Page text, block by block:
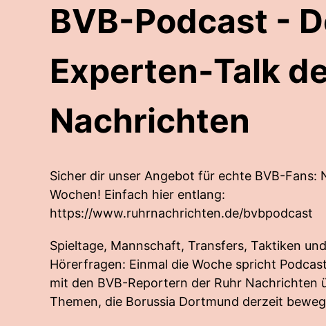
BVB-Podcast -
Experten-Talk
Nachrichten
Sicher dir unser Angebot für echte BVB-Fans:
Wochen! Einfach hier entlang:
https://www.ruhrnachrichten.de/bvbpodcast
Spieltage, Mannschaft, Transfers, Taktiken
Hörerfragen: Einmal die Woche spricht
mit den BVB-Reportern der Ruhr Nachrichten
Themen, die Borussia Dortmund derzeit